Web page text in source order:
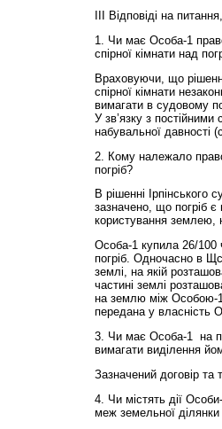
ІІІ Відповіді на
1. Чи має Особа-1
спірної кімнати над
Враховуючи, що
спірної кімнати
вимагати в судовому
У зв’язку з
набувальної
2. Кому належало
погріб?
В рішенні
зазначено, що погріб
користування землею,
Особа-1 купила 26/100
погріб. Одночасно в
землі, на якій
частині землі
на землю між Особою-1
передана у власність
3. Чи має Особа-1 на
вимагати виділення
Зазначений договір та
4. Чи містять дії
меж земельної